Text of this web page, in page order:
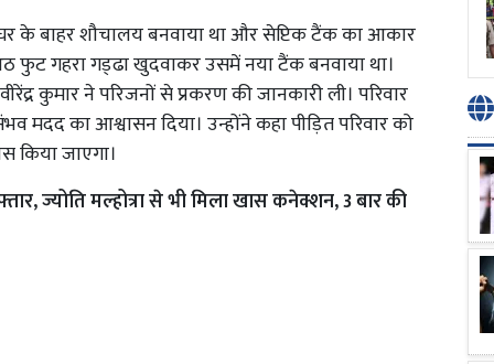
के बाहर शौचालय बनवाया था और सेप्टिक टैंक का आकार
गहरा गड्‌ढा खुदवाकर उसमें नया टैंक बनवाया था।
कुमार ने परिजनों से प्रकरण की जानकारी ली। परिवार
मदद का आश्वासन दिया। उन्होंने कहा पीड़ित परिवार को
किया जाएगा।
ज्योति मल्होत्रा से भी मिला खास कनेक्शन, 3 बार की